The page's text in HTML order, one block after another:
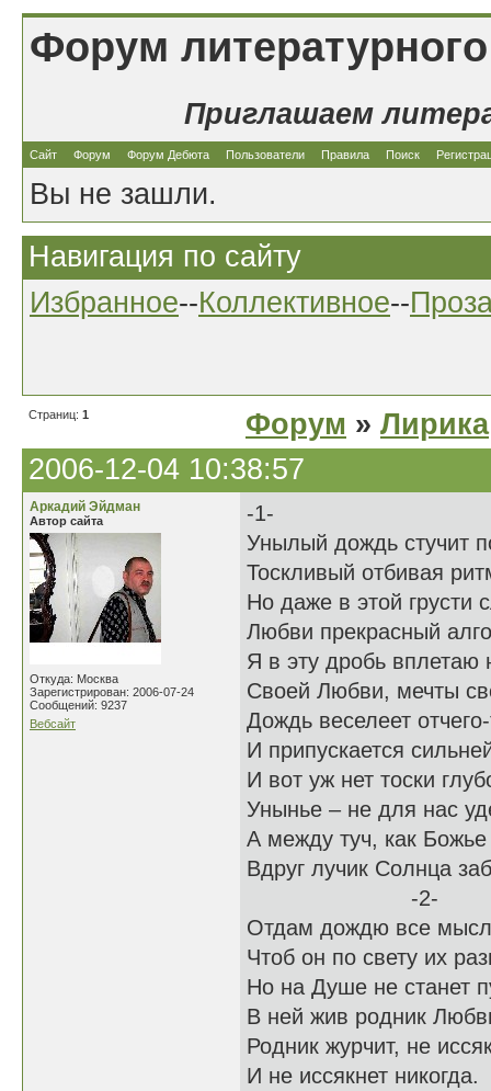
Форум
Приглашаем
Сайт Форум Форум Дебюта Пользователи Правила Поиск
Вы не зашли.
Навигация по сайту
Избранное--Коллективное--
Страниц: 1 Форум » Лирика
2006-12-04 10:38:57
Аркадий Эйдман
Автор сайта
Откуда: Москва
Зарегистрирован: 2006-07-24
Сообщений: 9237
Вебсайт
-1-
Унылый дождь стучит
Тоскливый отбивая
Но даже в этой грусти
Любви прекрасный
Я в эту дробь вплетаю
Своей Любви, мечты
Дождь веселеет
И припускается
И вот уж нет тоски
Унынье – не для нас
А между туч, как
Вдруг лучик Солнца
-2-
Отдам дождю все
Чтоб он по свету их
Но на Душе не станет
В ней жив родник
Родник журчит, не
И не иссякнет никогда.